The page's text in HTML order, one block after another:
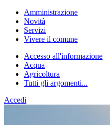
Amministrazione
Novità
Servizi
Vivere il comune
Accesso all'informazione
Acqua
Agricoltura
Tutti gli argomenti...
Accedi